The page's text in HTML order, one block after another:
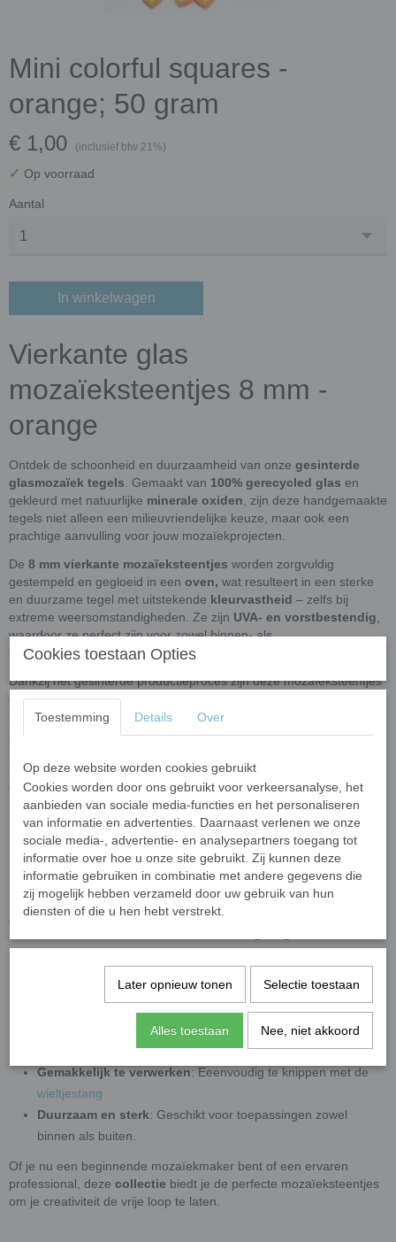
Mini colorful squares -
orange; 50 gram
€ 1,00 (inclusief btw 21%)
✓ Op voorraad
Aantal
In winkelwagen
Vierkante glas
mozaïeksteentjes 8 mm -
orange
Ontdek de schoonheid en duurzaamheid van onze gesinterde
glasmozaïek tegels . Gemaakt van 100% gerecycled glas en
gekleurd met natuurlijke minerale oxiden , zijn deze handgemaakte
tegels niet alleen een milieuvriendelijke keuze, maar ook een
prachtige aanvulling voor jouw mozaïekprojecten.
De 8 mm vierkante mozaïeksteentjes worden zorgvuldig
gestempeld en gegloeid in een oven, wat resulteert in een sterke
en duurzame tegel met uitstekende kleurvastheid – zelfs bij
extreme weersomstandigheden. Ze zijn UVA- en vorstbestendig
waardoor ze perfect zijn voor zowel binnen- als
buitentoepassingen.
Dankzij het gesinterde productieproces zijn deze mozaïeksteentjes
gemakkelijk met een wieltjes-kniptang te knippen. De
mozaïeksteentjes hebben een
glad, egale oppervlak
prachtig reflecteert en breekt, waardoor de kleuren intens en
uitstekende keuze voor mozaïekwerk voor zowel
gevorderden
Productspecificaties
Afmetingen : 8 mm vierkant, 4 mm dik
Verpakkingseenheid
: Geleverd per 50 gram
stuks
Kleuren : Diverse fleurige kleuren
Waarom kiezen voor fleurige gesinterde
glasmozaïek tegels?
Milieuvriendelijk: Gemaakt van 100% gerecycled
: Blijft prachtig, zelfs onder zware
weersomstandigheden.
Gemakkelijk te verwerken: Eeenvoudig te knippen met de
wieltjestang
Duurzaam en sterk: Geschikt voor toepassingen zowel
binnen als buiten.
Of je nu een beginnende mozaïekmaker bent of een ervaren
professional, deze collectie biedt je de perfecte mozaïeksteentjes
om je creativiteit de vrije loop te laten.
Cookies toestaan Opties
Toestemming Details Over
Op deze website worden cookies gebruikt
Cookies worden door ons gebruikt voor verkeersanalyse, het
aanbieden van sociale media-functies en het personaliseren
van informatie en advertenties. Daarnaast verlenen we onze
sociale media-, advertentie- en analysepartners toegang tot
informatie over hoe u onze site gebruikt. Zij kunnen deze
informatie gebruiken in combinatie met andere gegevens die
zij mogelijk hebben verzameld door uw gebruik van hun
diensten of die u hen hebt verstrekt.
Later opnieuw tonen Selectie toestaan
Alles toestaan Nee, niet akkoord